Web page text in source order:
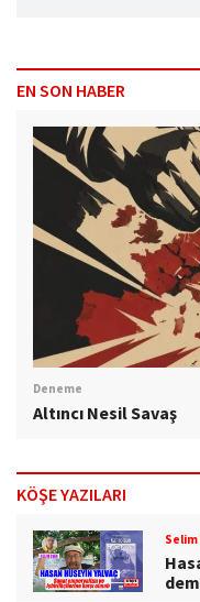
EN SON HABER
Deneme
Altıncı Nesil Savaş
KÖŞE YAZILARI
Selim